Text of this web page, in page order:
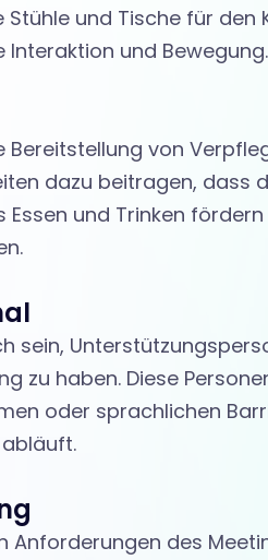
und Tische für
und Bewegung.
von
dazu beitragen, dass
Essen und Trinken
sein,
zu haben. Diese
oder sprachlichen
Anforderungen des